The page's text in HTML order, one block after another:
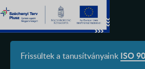
MYACCOUNT LOGIN
Frissültek a tanusítványaink ISO